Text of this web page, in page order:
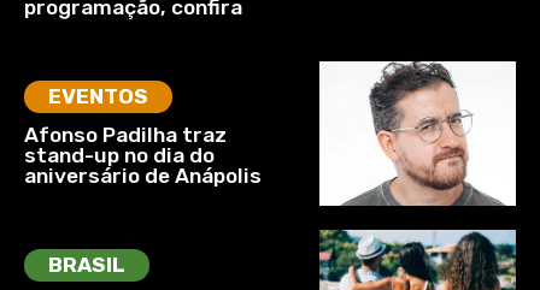
programação, confira
EVENTOS
Afonso Padilha traz
stand-up no dia do
aniversário de Anápolis
BRASIL